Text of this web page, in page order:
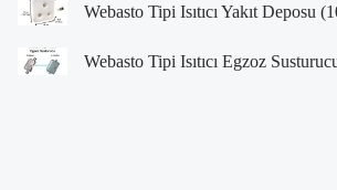
Webasto Tipi Isıtıcı Yakıt Deposu
Webasto Tipi Isıtıcı Egzoz